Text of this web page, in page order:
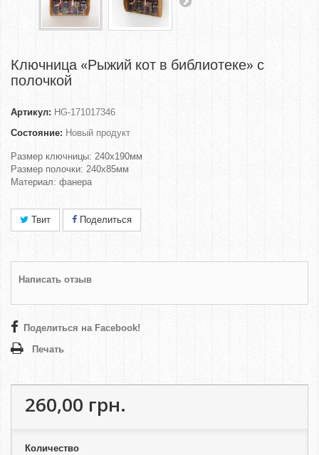
Ключница «Рыжий кот в библиотеке» с
полочкой
Артикул: HG-171017346
Состояние: Новый продукт
Размер ключницы: 240х190мм
Размер полочки: 240х85мм
Материал: фанера
Твит Поделиться
Написать отзыв
Поделиться на Facebook!
Печать
260,00 грн.
Количество